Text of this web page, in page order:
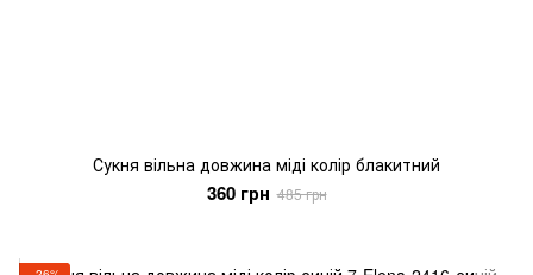
Сукня вільна довжина міді колір блакитний
360 грн 485 грн